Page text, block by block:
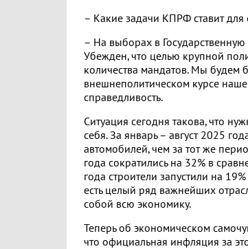
– Какие задачи КПРФ ставит
– На выборах в
Убежден, что целью крупной
количества мандатов. Мы будем
внешнеполитическом курсе
справедливость.
Ситуация сегодня такова, что
себя. За январь – август 2025
автомобилей, чем за тот же
года сократились на 32% в
года строители запустили на
есть целый ряд важнейших
собой всю экономику.
Теперь об экономическом
что официальная инфляция за